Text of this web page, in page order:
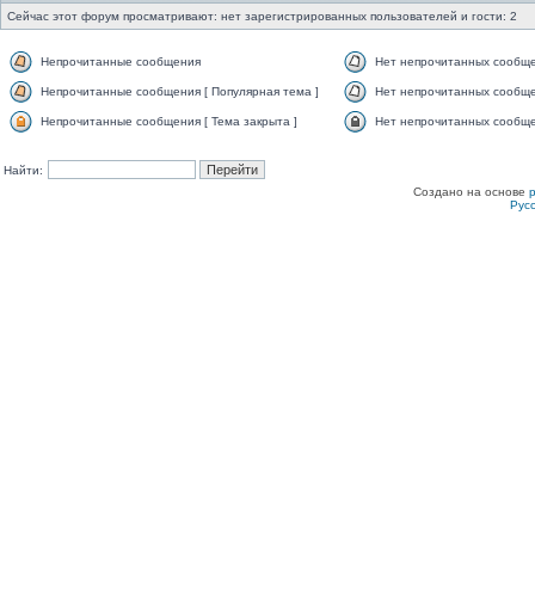
Сейчас этот форум просматривают: нет зарегистрированных пользователей и гости: 2
Непрочитанные сообщения Нет непрочитанных
Непрочитанные сообщения [ Популярная тема ] Нет непрочитанных
Непрочитанные сообщения [ Тема закрыта ] Нет непрочитанных
Найти:
Создано на основе